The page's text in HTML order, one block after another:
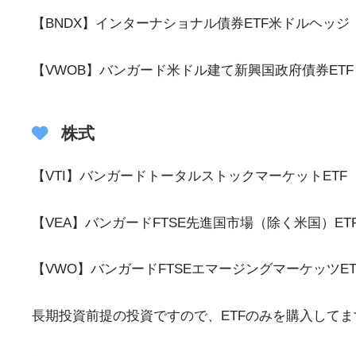
【BNDX】インターナショナル債券ETF米ドルヘッジ
【VWOB】バンガード米ドル建て新興国政府債券ETF
株式
【VTI】バンガードトータルストックマーケットETF
【VEA】バンガードFTSE先進国市場（除く米国）
【VWO】バンガードFTSEエマージングマーケッツ
長期投資前提の投資ですので、ETFのみを購入してま